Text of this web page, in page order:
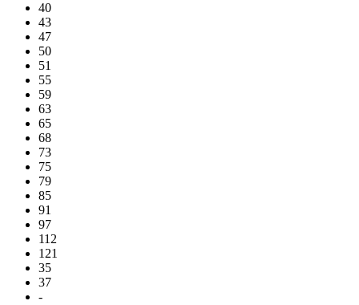
40
43
47
50
51
55
59
63
65
68
73
75
79
85
91
97
112
121
35
37
-